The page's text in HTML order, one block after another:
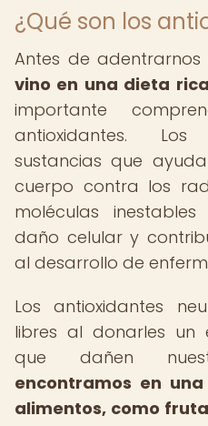
¿Qué son los
Antes de adentrarnos
vino en una dieta
importante
antioxidantes.
sustancias que
cuerpo contra los
moléculas
daño celular y
al desarrollo de
Los antioxidantes
libres al donarles un
que dañen
encontramos en
alimentos, como